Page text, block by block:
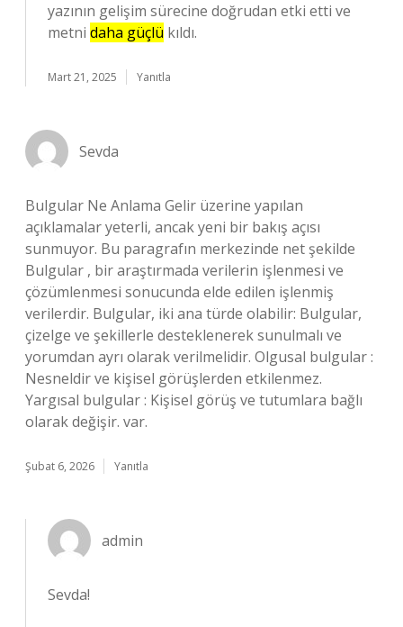
yazının gelişim sürecine doğrudan etki etti ve
metni daha güçlü kıldı.
Mart 21, 2025 Yanıtla
Sevda
Bulgular Ne Anlama Gelir üzerine yapılan
açıklamalar yeterli, ancak yeni bir bakış açısı
sunmuyor. Bu paragrafın merkezinde net şekilde
Bulgular , bir araştırmada verilerin işlenmesi ve
çözümlenmesi sonucunda elde edilen işlenmiş
verilerdir. Bulgular, iki ana türde olabilir: Bulgular,
çizelge ve şekillerle desteklenerek sunulmalı ve
yorumdan ayrı olarak verilmelidir. Olgusal bulgular :
Nesneldir ve kişisel görüşlerden etkilenmez.
Yargısal bulgular : Kişisel görüş ve tutumlara bağlı
olarak değişir. var.
Şubat 6, 2026 Yanıtla
admin
Sevda!